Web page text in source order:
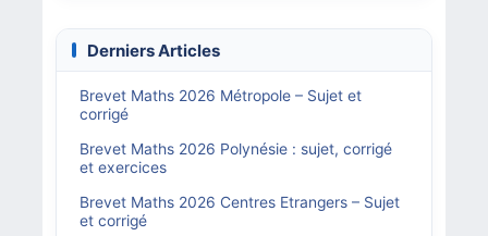
Derniers Articles
Brevet Maths 2026 Métropole – Sujet et
corrigé
Brevet Maths 2026 Polynésie : sujet, corrigé
et exercices
Brevet Maths 2026 Centres Etrangers – Sujet
et corrigé